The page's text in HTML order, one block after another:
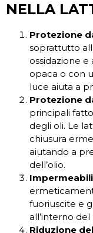
NELLA
Protezione
soprattutto
ossidazione e
opaca o con
luce aiuta a
Protezione
principali
degli oli. Le
chiusura
aiutando a
dell’olio.
fuoriuscite e
all’interno
Riduzione